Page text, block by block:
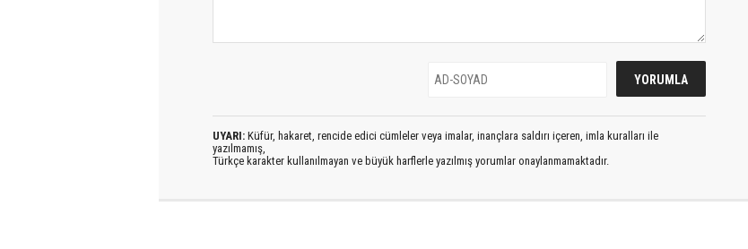
UYARI: Küfür, hakaret, rencide edici cümleler veya imalar, inançlara saldırı içeren, imla kuralları ile
yazılmamış,
Türkçe karakter kullanılmayan ve büyük harflerle yazılmış yorumlar onaylanmamaktadır.